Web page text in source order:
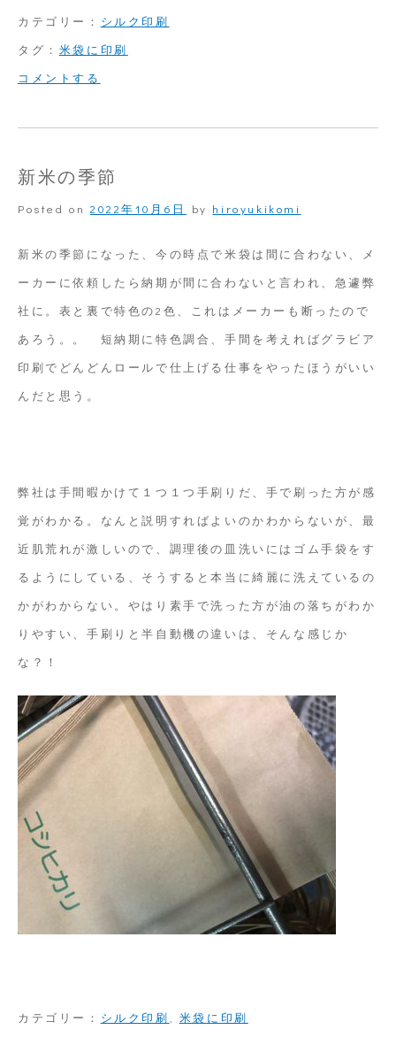
カテゴリー： シルク印刷
タグ： 米袋に印刷
コメントする
ラ
ト
米
袋
に
ル
新米の季節
Posted on 2022年10月6日 by hiroyukikomi
新米の季節になった、今の時点で米袋は間に合わない、メ
ーカーに依頼したら納期が間に合わないと言われ、急遽弊
社に。表と裏で特色の2色、これはメーカーも断ったので
あろう。。 短納期に特色調合、手間を考えればグラビア
印刷でどんどんロールで仕上げる仕事をやったほうがいい
んだと思う。
弊社は手間暇かけて１つ１つ手刷りだ、手で刷った方が感
覚がわかる。なんと説明すればよいのかわからないが、最
近肌荒れが激しいので、調理後の皿洗いにはゴム手袋をす
るようにしている、そうすると本当に綺麗に洗えているの
かがわからない。やはり素手で洗った方が油の落ちがわか
りやすい、手刷りと半自動機の違いは、そんな感じか
な？！
カテゴリー： シルク印刷 米袋に印刷